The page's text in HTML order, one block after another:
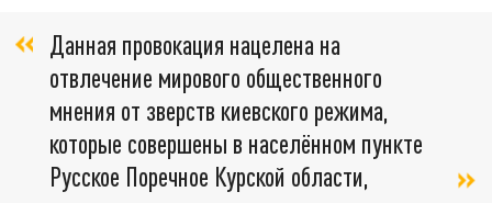
Данная провокация нацелена на
отвлечение мирового общественного
мнения от зверств киевского режима,
которые совершены в населённом пункте
Русское Поречное Курской области,